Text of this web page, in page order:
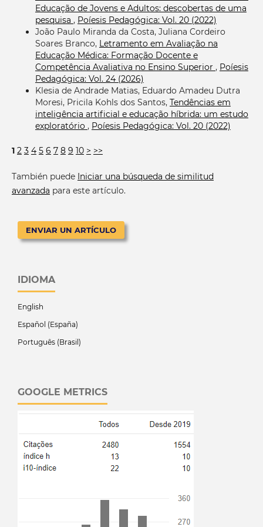
Educação de Jovens e Adultos: descobertas de uma
pesquisa , Poíesis Pedagógica: Vol. 20 (2022)
João Paulo Miranda da Costa, Juliana Cordeiro
Soares Branco, Letramento em Avaliação na
Educação Médica: Formação Docente e
Competência Avaliativa no Ensino Superior , Poíesis
Pedagógica: Vol. 24 (2026)
Klesia de Andrade Matias, Eduardo Amadeu Dutra
Moresi, Pricila Kohls dos Santos, Tendências em
inteligência artificial e educação híbrida: um estudo
exploratório , Poíesis Pedagógica: Vol. 20 (2022)
1 2 3 4 5 6 7 8 9 10 > >>
También puede Iniciar una búsqueda de similitud
avanzada para este artículo.
ENVIAR UN ARTÍCULO
IDIOMA
English
Español (España)
Português (Brasil)
GOOGLE METRICS